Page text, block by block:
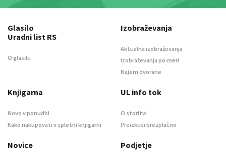
Glasilo
Uradni list RS
O glasilu
Izobraževanja
Aktualna izobraževanja
Izobraževanja po meri
Najem dvorane
Knjigarna
Novo v ponudbi
Kako nakupovati v spletni knjigarni
UL info tok
O storitvi
Preizkusi brezplačno
Novice Podjetje